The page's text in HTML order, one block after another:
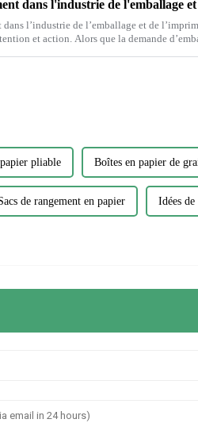
l’industrie de l’emballage et de
demande d’emballages et
pliable Boîtes en papier de
de rangement en papier Idées